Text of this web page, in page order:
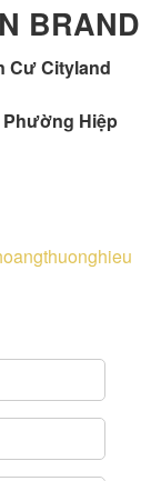
BRAND
Cư Cityland
Hiệp